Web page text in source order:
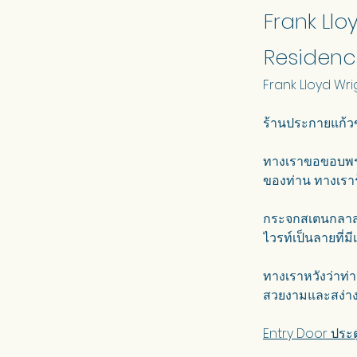
Frank
Frank Lloyd
ร้านประกายแ
ทางเราขอขอบ
ของท่าน ทางเร
กระจกสเตนกล
ไวรท์เป็นลายที่
ทางเราหวังว่า
สวยงามและสง่
Entry Door ประ